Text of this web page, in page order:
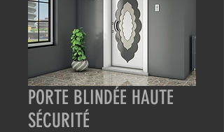
PORTE BLINDÉE HAUTE
SÉCURITÉ